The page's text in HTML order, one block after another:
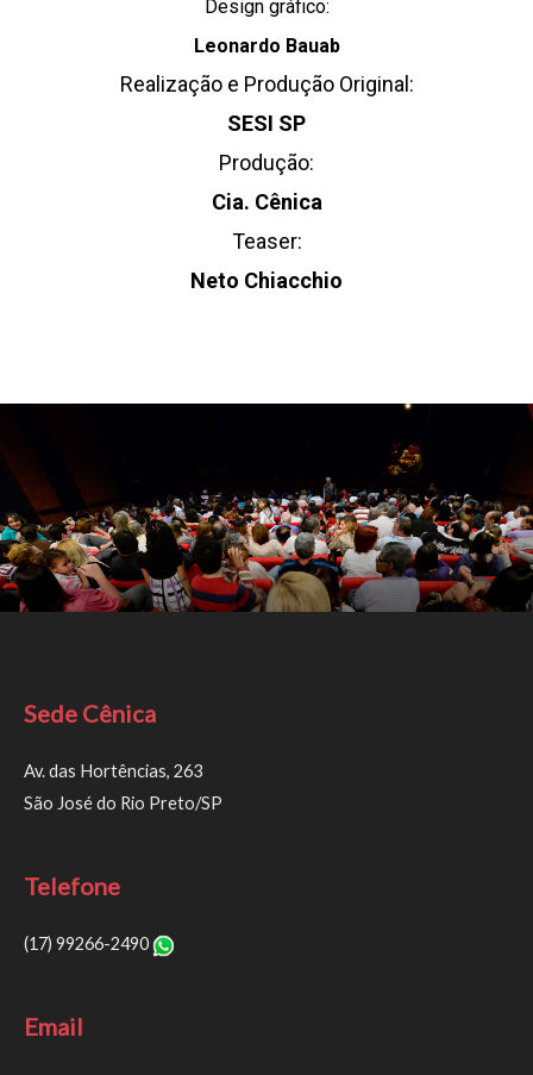
Design gráfico:
Leonardo Bauab
Realização e Produção Original:
SESI SP
Produção:
Cia. Cênica
Teaser:
Neto Chiacchio
Sede Cênica
Av. das Hortências, 263
São José do Rio Preto/SP
Telefone
(17) 99266-2490
Email